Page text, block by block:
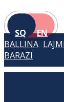
SQ EN
BALLINA
BARAZI